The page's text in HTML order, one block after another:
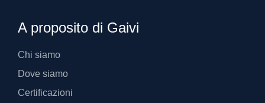
A proposito di Gaivi
Chi siamo
Dove siamo
Certificazioni